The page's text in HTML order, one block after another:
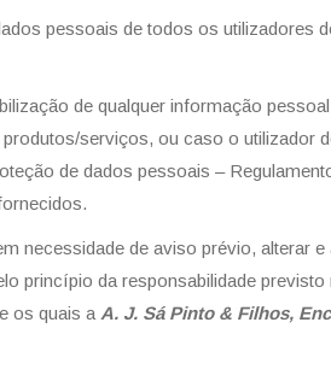
pessoais de todos os utilizadores
de qualquer informação
serviços, ou caso o utilizador
de dados pessoais –
necessidade de aviso prévio, alterar
princípio da responsabilidade
os quais a A. J. Sá Pinto & Filhos,